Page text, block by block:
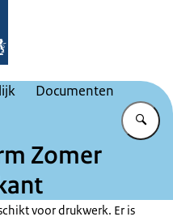
Documenten
Zomer
voor drukwerk. Er is